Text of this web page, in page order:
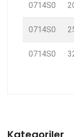
0714S0
0714S0
0714S0